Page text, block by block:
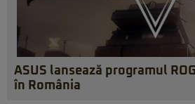
ASUS lansează programul
în România